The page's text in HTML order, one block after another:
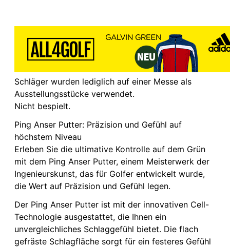
Schläger wurden lediglich auf einer Messe als
Ausstellungsstücke verwendet.
Nicht bespielt.
Ping Anser Putter: Präzision und Gefühl auf
höchstem Niveau
Erleben Sie die ultimative Kontrolle auf dem Grün
mit dem Ping Anser Putter, einem Meisterwerk der
Ingenieurskunst, das für Golfer entwickelt wurde,
die Wert auf Präzision und Gefühl legen.
Der Ping Anser Putter ist mit der innovativen Cell-
Technologie ausgestattet, die Ihnen ein
unvergleichliches Schlaggefühl bietet. Die flach
gefräste Schlagfläche sorgt für ein festeres Gefühl